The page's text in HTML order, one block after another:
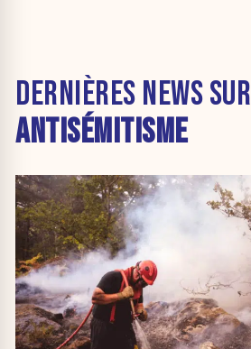
DERNIÈRES NEWS SUR
ANTISÉMITISME